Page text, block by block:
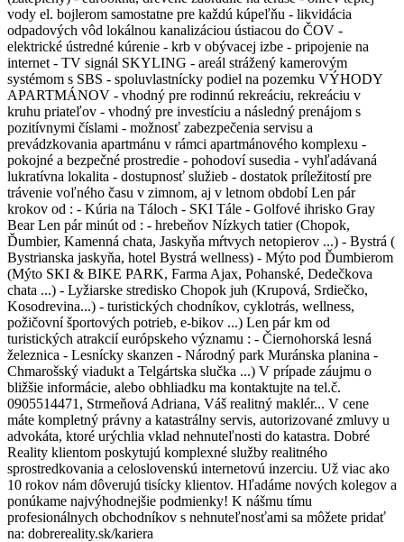
vody el. bojlerom samostatne pre každú kúpeľňu - likvidácia
odpadových vôd lokálnou kanalizáciou ústiacou do ČOV -
elektrické ústredné kúrenie - krb v obývacej izbe - pripojenie na
internet - TV signál SKYLING - areál strážený kamerovým
systémom s SBS - spoluvlastnícky podiel na pozemku VÝHODY
APARTMÁNOV - vhodný pre rodinnú rekreáciu, rekreáciu v
kruhu priateľov - vhodný pre investíciu a následný prenájom s
pozitívnymi číslami - možnosť zabezpečenia servisu a
prevádzkovania apartmánu v rámci apartmánového komplexu -
pokojné a bezpečné prostredie - pohodoví susedia - vyhľadávaná
lukratívna lokalita - dostupnosť služieb - dostatok príležitostí pre
trávenie voľného času v zimnom, aj v letnom období Len pár
krokov od : - Kúria na Táloch - SKI Tále - Golfové ihrisko Gray
Bear Len pár minút od : - hrebeňov Nízkych tatier (Chopok,
Ďumbier, Kamenná chata, Jaskyňa mŕtvych netopierov ...) - Bystrá (
Bystrianska jaskyňa, hotel Bystrá wellness) - Mýto pod Ďumbierom
(Mýto SKI & BIKE PARK, Farma Ajax, Pohanské, Dedečkova
chata ...) - Lyžiarske stredisko Chopok juh (Krupová, Srdiečko,
Kosodrevina...) - turistických chodníkov, cyklotrás, wellness,
požičovní športových potrieb, e-bikov ...) Len pár km od
turistických atrakcií európskeho významu : - Čiernohorská lesná
železnica - Lesnícky skanzen - Národný park Muránska planina -
Chmarošský viadukt a Telgártska slučka ...) V prípade záujmu o
bližšie informácie, alebo obhliadku ma kontaktujte na tel.č.
0905514471, Strmeňová Adriana, Váš realitný maklér... V cene
máte kompletný právny a katastrálny servis, autorizované zmluvy u
advokáta, ktoré urýchlia vklad nehnuteľnosti do katastra. Dobré
Reality klientom poskytujú komplexné služby realitného
sprostredkovania a celoslovenskú internetovú inzerciu. Už viac ako
10 rokov nám dôverujú tisícky klientov. Hľadáme nových kolegov a
ponúkame najvýhodnejšie podmienky! K nášmu tímu
profesionálnych obchodníkov s nehnuteľnosťami sa môžete pridať
na: dobrereality.sk/kariera